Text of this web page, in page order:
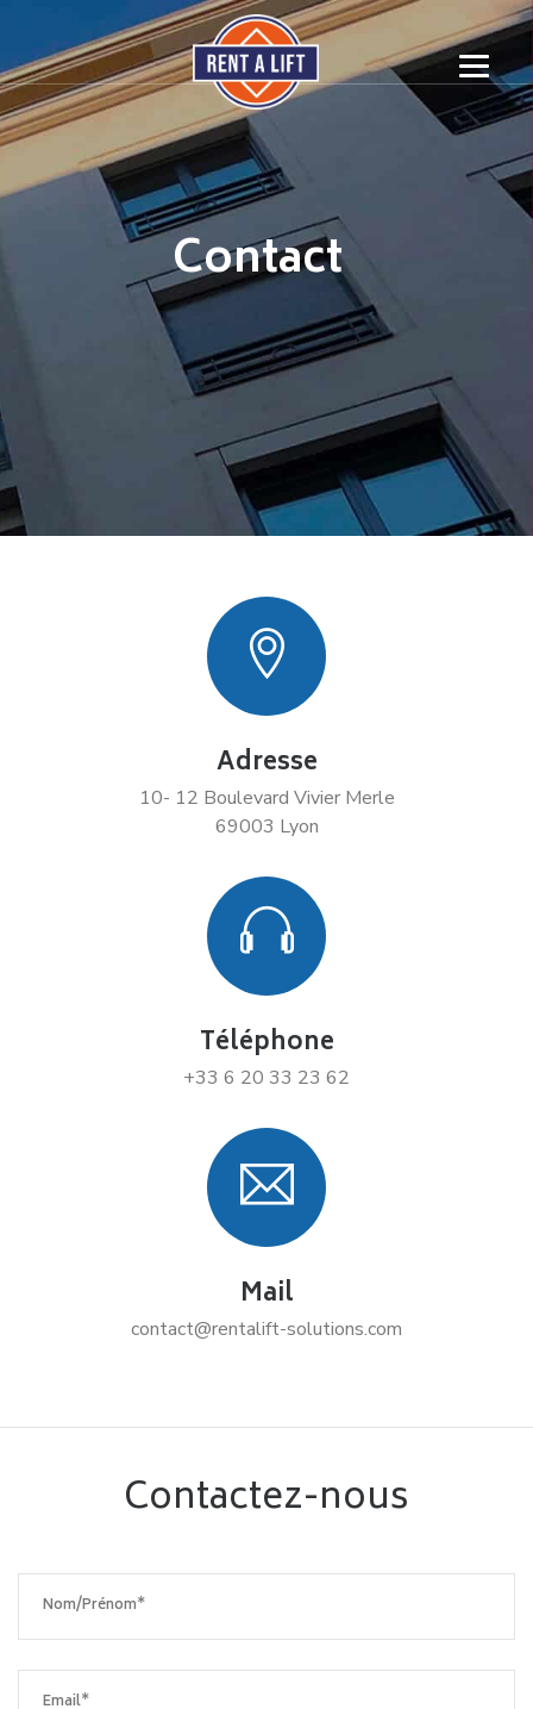
Contact
Adresse
10- 12 Boulevard Vivier Merle
69003 Lyon
Téléphone
+33 6 20 33 23 62
Mail
contact@rentalift-solutions.com
Contactez-nous